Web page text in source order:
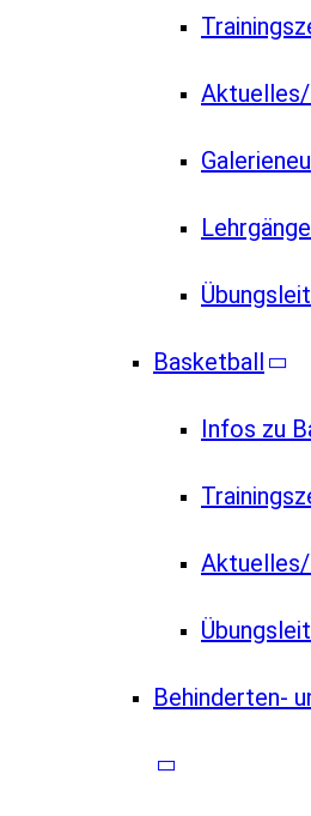
Galerieneu
Lehrgänge
Basketball
Infos zu
Behinderten-